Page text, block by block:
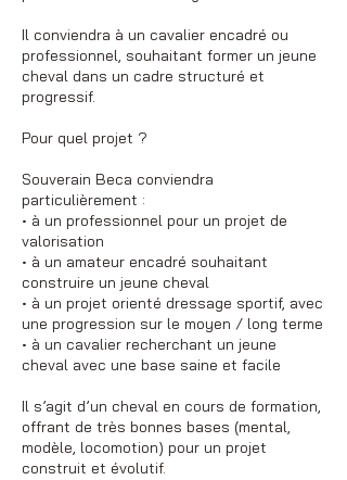
Il conviendra à un cavalier encadré ou
professionnel, souhaitant former un jeune
cheval dans un cadre structuré et
progressif.
Pour quel projet ?
Souverain Beca conviendra
particulièrement :
• à un professionnel pour un projet de
valorisation
• à un amateur encadré souhaitant
construire un jeune cheval
• à un projet orienté dressage sportif, avec
une progression sur le moyen / long terme
• à un cavalier recherchant un jeune
cheval avec une base saine et facile
Il s’agit d’un cheval en cours de formation,
offrant de très bonnes bases (mental,
modèle, locomotion) pour un projet
construit et évolutif.